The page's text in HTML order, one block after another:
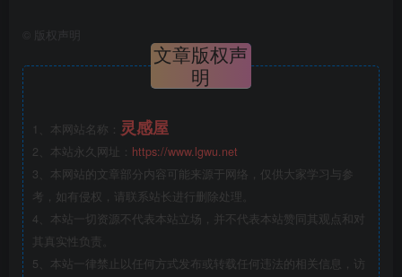
场地如何规划才能回应政府诉求的通达开放城市中轴线以及
35%高绿地率与地铁荷载受限所带来的的挑战？
版权声明
文章版权声
明
1、本网站名称： 灵感屋
2、本站永久网址： https://www.lgwu.net
3、本网站的文章部分内容可能来源于网络，仅供大家学习与参
考，如有侵权，请联系站长进行删除处理。
4、本站一切资源不代表本站立场，并不代表本站赞同其观点和对
其真实性负责。
5、本站一律禁止以任何方式发布或转载任何违法的相关信息，访